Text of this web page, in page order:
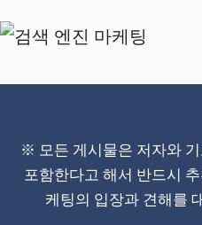
※ 모든 게시물은 저자와
포함한다고 해서 반드시
케팅의 입장과 견해를